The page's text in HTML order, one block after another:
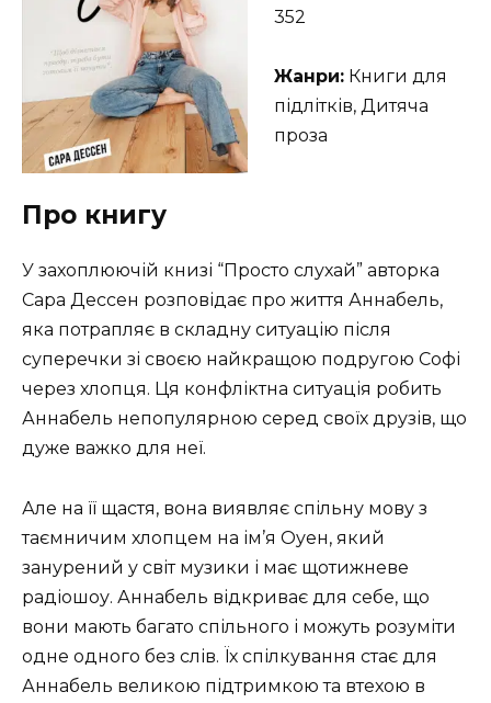
352
Жанри: Книги для
підлітків, Дитяча
проза
Про книгу
У захоплюючій книзі “Просто слухай” авторка
Сара Дессен розповідає про життя Аннабель,
яка потрапляє в складну ситуацію після
суперечки зі своєю найкращою подругою Софі
через хлопця. Ця конфліктна ситуація робить
Аннабель непопулярною серед своїх друзів, що
дуже важко для неї.
Але на її щастя, вона виявляє спільну мову з
таємничим хлопцем на ім’я Оуен, який
занурений у світ музики і має щотижневе
радіошоу. Аннабель відкриває для себе, що
вони мають багато спільного і можуть розуміти
одне одного без слів. Їх спілкування стає для
Аннабель великою підтримкою та втехою в